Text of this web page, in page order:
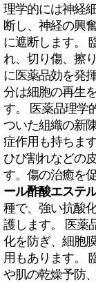
理学的には神経
断し、神経の興
に遮断します。
れ、切り傷、擦
に医薬品効を発
分は細胞の再生
す。 医薬品理学
ついた組織の新
症作用も持ちま
ひび割れなどの
す。傷の治癒を
ール酢酸エステ
種で、強い抗酸
護します。 医薬
化を防ぎ、細胞
用もあります。
や肌の乾燥予防